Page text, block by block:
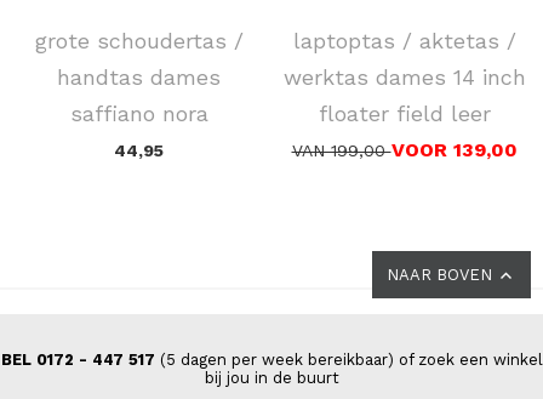
grote schoudertas /
handtas dames
saffiano nora
44,95
laptoptas / aktetas /
werktas dames 14 inch
floater field leer
VAN 199,00VOOR 139,00
NAAR BOVEN
BEL 0172 - 447 517 (5 dagen per week bereikbaar) of zoek een winkel
bij jou in de buurt